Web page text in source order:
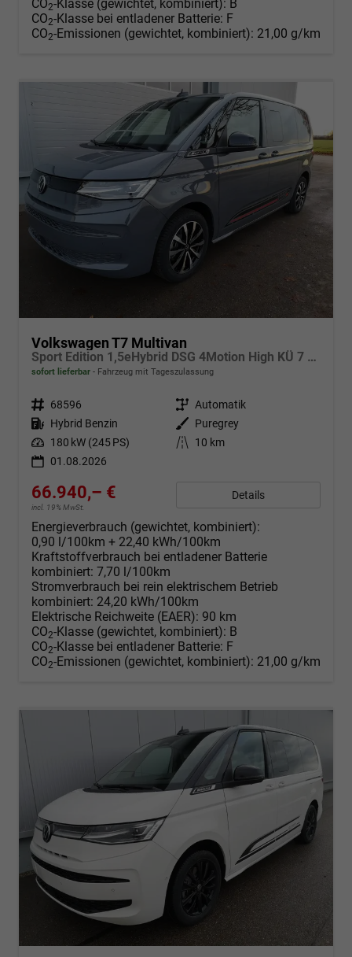
CO2-Klasse (gewichtet, kombiniert): B
CO2-Klasse bei entladener Batterie: F
CO2-Emissionen (gewichtet, kombiniert): 21,00 g/km
Volkswagen T7 Multivan
Sport Edition 1,5eHybrid DSG 4Motion High KÜ 7 Sitzer
sofort lieferbar Fahrzeug mit Tageszulassung
Fahrzeugnr. 68596 Getriebe Automatik
Kraftstoff Hybrid Benzin Außenfarbe
Puregrey
Leistung 180 kW (245 PS) Kilometerstand
10 km
01.08.2026
66.940,– €
incl. 19% MwSt.
Details
Energieverbrauch (gewichtet, kombiniert):
0,90 l/100km + 22,40 kWh/100km
Kraftstoffverbrauch bei entladener Batterie
kombiniert: 7,70 l/100km
Stromverbrauch bei rein elektrischem Betrieb
kombiniert: 24,20 kWh/100km
Elektrische Reichweite (EAER): 90 km
CO2-Klasse (gewichtet, kombiniert): B
CO2-Klasse bei entladener Batterie: F
CO2-Emissionen (gewichtet, kombiniert): 21,00 g/km